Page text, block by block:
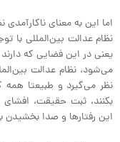
اما این به معنای
نظام عدالت بین‌المللی با
یعنی در این فضایی که
می‌شود، نظام عدالت
نظر می‌گیرد و طبیعتا
بکنند، ثبت حقیقت، افشای
این رفتارها و صدا بخشیدن